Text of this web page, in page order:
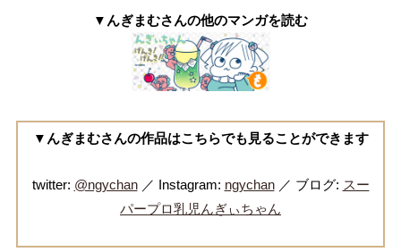
▼んぎまむさんの他のマンガを読む
▼んぎまむさんの作品はこちらでも見ることができます
twitter: @ngychan／ Instagram: ngychan／ ブログ: スー
パープロ乳児んぎぃちゃん